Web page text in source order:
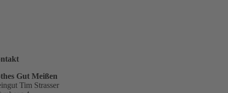
Gut Meißen
Tim Strasser